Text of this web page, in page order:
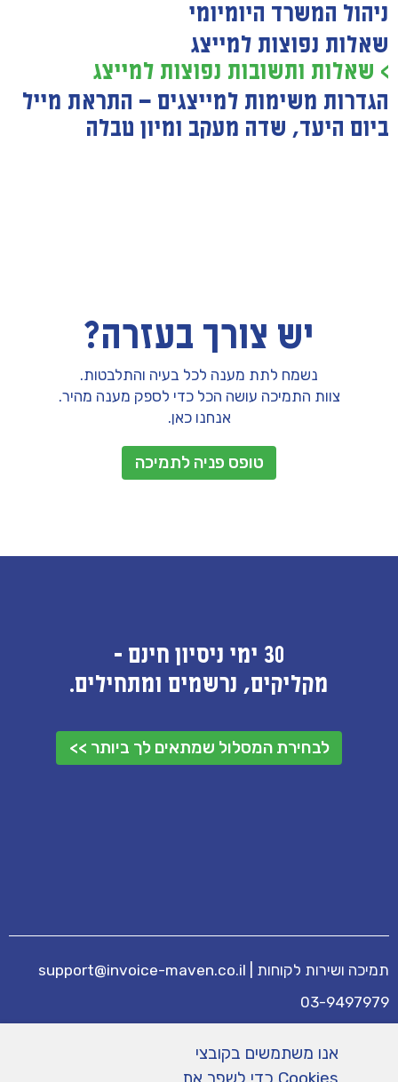
ניהול המשרד היומיומי
שאלות נפוצות למייצג
> שאלות ותשובות נפוצות למייצג
הגדרות משימות למייצגים — התראת מייל
ביום היעד, שדה מעקב ומיון טבלה
יש צורך בעזרה?
נשמח לתת מענה לכל בעיה והתלבטות.
צוות התמיכה עושה הכל כדי לספק מענה מהיר.
אנחנו כאן.
טופס פניה לתמיכה
30 ימי ניסיון חינם -
מקליקים, נרשמים ומתחילים.
לבחירת המסלול שמתאים לך ביותר >>
תמיכה ושירות לקוחות support@invoice-maven.co.il
03-9497979
תמיכה
אנו משתמשים בקובצי